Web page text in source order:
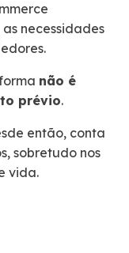
necessidades
não é
prévio.
então, conta
sobretudo nos
vida.